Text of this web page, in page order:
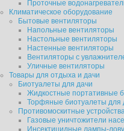
Проточные
Климатическое оборудование
Бытовые вентиляторы
Напольные вентиляторы
Настольные вентиляторы
Настенные вентиляторы
Вентиляторы с
Уличные вентиляторы
Товары для отдыха и дачи
Биотуалеты для дачи
Жидкостные портативные
Торфяные биотуалеты для
Противомоскитные
Газовые уничтожители